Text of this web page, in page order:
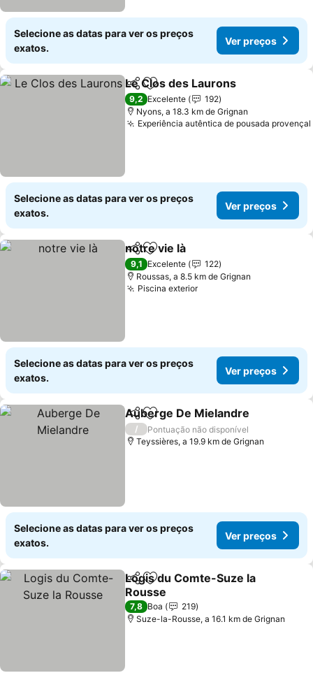
Selecione as datas para ver os preços
exatos.
Ver preços
PartilharAdicionar aos favoritos
Le Clos des Laurons
9,2 Excelente
192
Nyons, a 18.3 km de Grignan
Experiência autêntica de pousada provençal
Selecione as datas para ver os preços
exatos.
Ver preços
PartilharAdicionar aos favoritos
notre vie là
9,1 Excelente
122
Roussas, a 8.5 km de Grignan
Piscina exteriorVer preços
Selecione as datas para ver os preços
exatos.
Ver preços
PartilharAdicionar aos favoritos
Auberge De Mielandre
/
Pontuação não disponível
Teyssières, a 19.9 km de Grignan
Selecione as datas para ver os preços
exatos.
Ver preços
PartilharAdicionar aos favoritos
Logis du Comte-Suze la
Rousse
Ver preços
7,8 Boa
219
Suze-la-Rousse, a 16.1 km de Grignan